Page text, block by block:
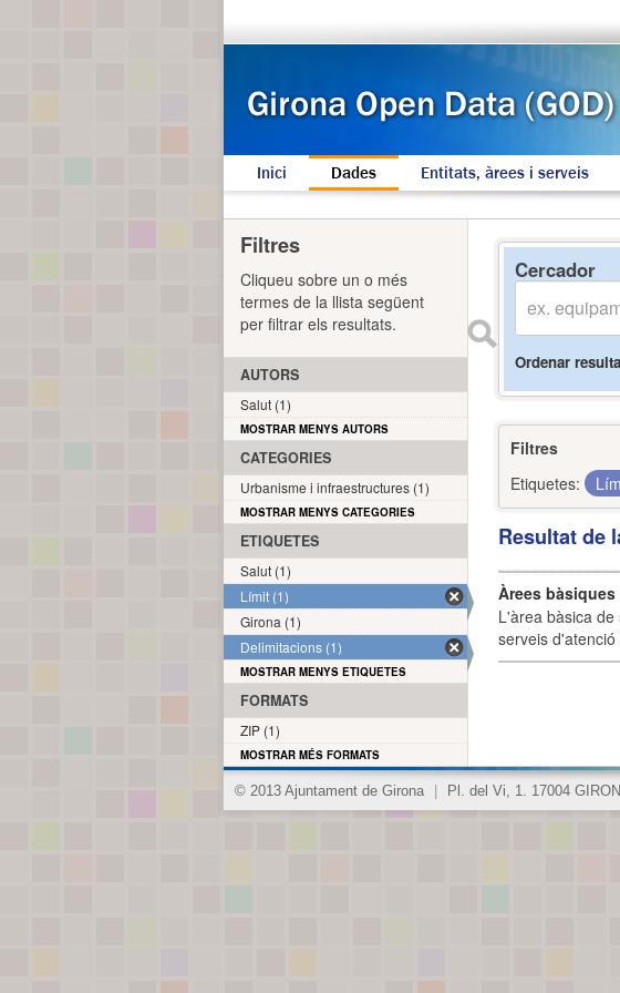
Inici Dades Entitats, àrees i serveis
Cercador
Ordenar
Filtres
Etiquetes:
Resultat de
Àrees
L'àrea bàsica
serveis
Filtres
Cliqueu sobre un o més
termes de la llista següent
per filtrar els resultats.
AUTORS
Salut (1)
MOSTRAR MENYS AUTORS
CATEGORIES
Urbanisme i infraestructures (1)
MOSTRAR MENYS CATEGORIES
ETIQUETES
Salut (1)
Límit (1)
Girona (1)
Delimitacions (1)
MOSTRAR MENYS ETIQUETES
FORMATS
ZIP (1)
MOSTRAR MÉS FORMATS
© 2013 Ajuntament de Girona Pl. del Vi, 1. 17004